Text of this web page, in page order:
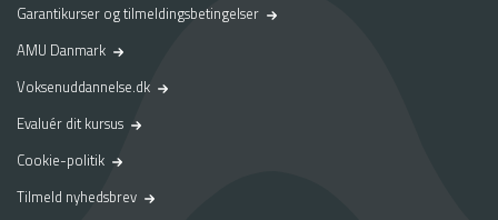
Garantikurser og tilmeldingsbetingelser
AMU Danmark
Voksenuddannelse.dk
Evaluér dit kursus
Cookie-politik
Tilmeld nyhedsbrev